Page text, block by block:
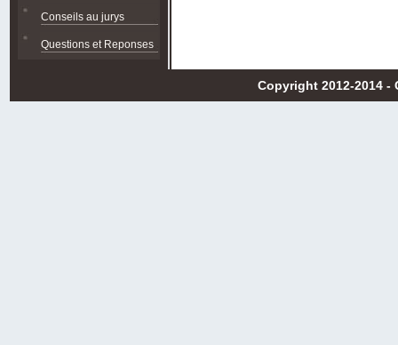
Conseils au jurys
Questions et Reponses
Copyright 2012-2014 -